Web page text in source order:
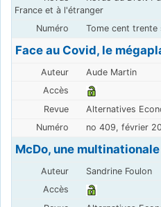
France et à l'étranger
Tome cent trente
Face au Covid, le
Aude Martin
Alternatives
no 409, février
McDo, une
Sandrine Foulon